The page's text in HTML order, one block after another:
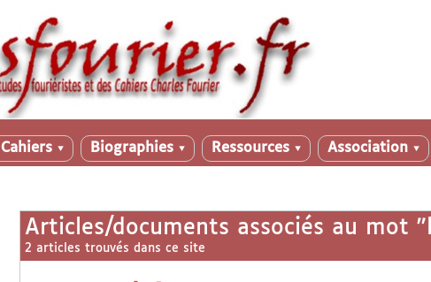
Cahiers ▼ Biographies ▼ Ressources ▼ Association ▼
Articles/documents associés au mot "
2 articles trouvés dans ce site